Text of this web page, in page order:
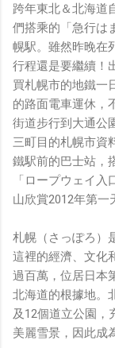
秀搶風頭、噁心
去幫自己抬轎、
言，還有職場霸
啥洨用了！） 一
被信息差，不懂
技了（多黑？比
也非啥黑科技，
Ray-ban Meta
在搞那支眼鏡，
致優化後的成果
鏡有塞入一個強
串流（確實 Meta
求開啟手機的
道做的），而去
來做 POC，確實
級傳完，從眼鏡
而且當時我們的
跨年東北＆北海道
們搭乘的「急行は
幌駅。雖然昨晚在
行程還是要繼續！
買札幌市的地鐵一
的路面電車運休，
街道步行到大通公
三町目的札幌市資
鐵駅前的巴士站，
「ロープウェイ
山欣賞2012年第一
札幌（さっぽろ）
這裡的經濟、文化
過百萬，位居日本
北海道的根據地。
及12個道立公園，
美麗雪景，因此成